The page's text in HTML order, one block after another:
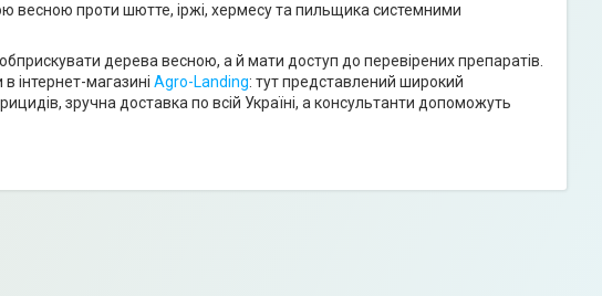
весною проти шютте, іржі, хермесу та пильщика системними
дерева весною, а й мати доступ до перевірених препаратів.
інтернет-магазині Agro-Landing: тут представлений широкий
зручна доставка по всій Україні, а консультанти допоможуть